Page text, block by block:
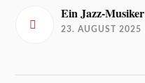
Ein Jazz-Musiker
23. AUGUST 2025